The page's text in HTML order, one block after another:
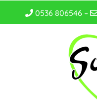
0536 806546 –